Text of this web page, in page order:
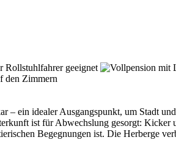
– ein idealer Ausgangspunkt, um Stadt
ist für Abwechslung gesorgt:
Begegnungen ist. Die Herberge